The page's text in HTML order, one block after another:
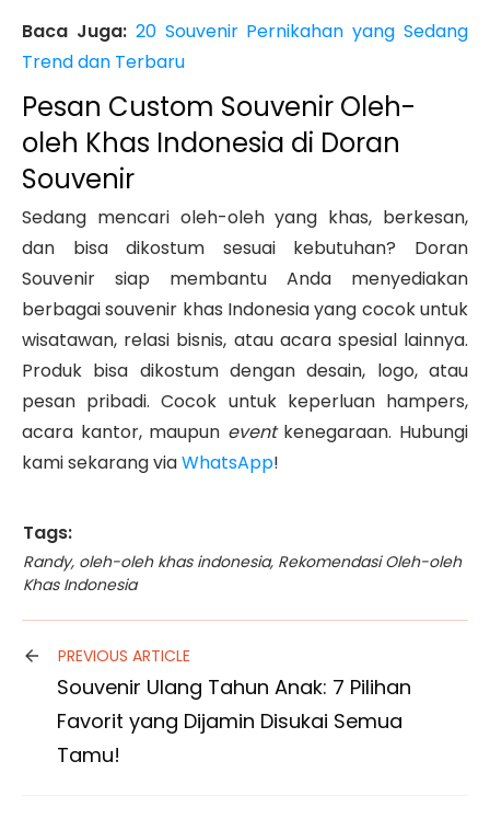
Baca Juga: 20 Souvenir Pernikahan yang Sedang
Trend dan Terbaru
Pesan Custom Souvenir Oleh-
oleh Khas Indonesia di Doran
Souvenir
Sedang mencari oleh-oleh yang khas, berkesan,
dan bisa dikostum sesuai kebutuhan? Doran
Souvenir siap membantu Anda menyediakan
berbagai souvenir khas Indonesia yang cocok untuk
wisatawan, relasi bisnis, atau acara spesial lainnya.
Produk bisa dikostum dengan desain, logo, atau
pesan pribadi. Cocok untuk keperluan hampers,
acara kantor, maupun eventkenegaraan. Hubungi
kami sekarang viaWhatsApp!
Tags:
Randy, oleh-oleh khas indonesia, Rekomendasi Oleh-oleh
Khas Indonesia
PREVIOUS ARTICLE
Souvenir Ulang Tahun Anak: 7 Pilihan
Favorit yang Dijamin Disukai Semua
Tamu!